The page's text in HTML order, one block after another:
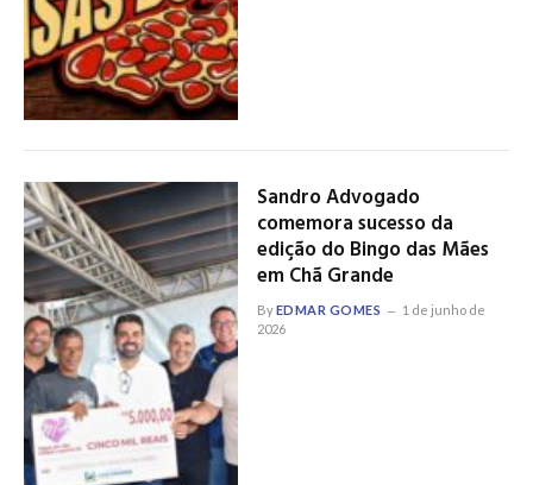
Sandro Advogado
comemora sucesso da
edição do Bingo das Mães
em Chã Grande
ByEDMAR GOMES
1 de junho de
2026